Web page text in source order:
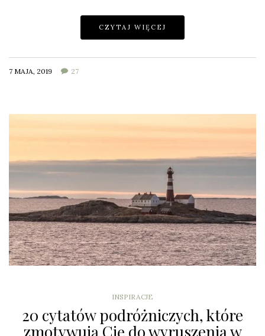
CZYTAJ WIĘCEJ
7 MAJA, 2019 27
INSPIRACJE
20 cytatów podróżniczych, które
zmotywują Cię do wyruszenia w